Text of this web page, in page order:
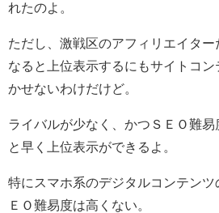
れたのよ。
ただし、激戦区のアフィリエイタ
なると上位表示するにもサイトコ
かせないわけだけど。
ライバルが少なく、かつＳＥＯ難
と早く上位表示ができるよ。
特にスマホ系のデジタルコンテンツ
ＥＯ難易度は高くない。